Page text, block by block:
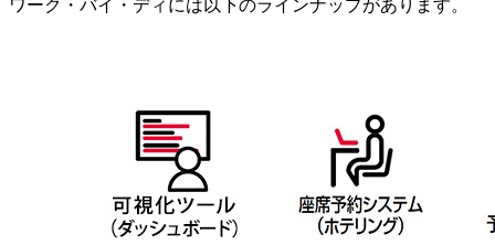
ワーク・バイ・ディには以下のラインナップがあります。